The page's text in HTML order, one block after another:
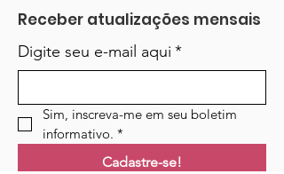
Receber atualizações mensais
Digite seu e-mail aqui *
Sim, inscreva-me em seu boletim
informativo. *
Cadastre-se!